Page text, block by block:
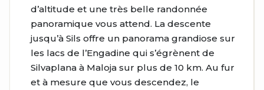
d’altitude et une très belle randonnée
panoramique vous attend. La descente
jusqu’à Sils offre un panorama grandiose sur
les lacs de l’Engadine qui s’égrènent de
Silvaplana à Maloja sur plus de 10 km. Au fur
et à mesure que vous descendez, le